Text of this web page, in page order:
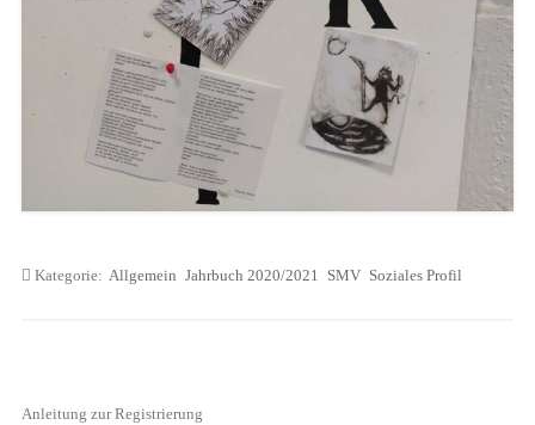
Kategorie: Allgemein Jahrbuch 2020/2021 SMV Soziales Profil
Anleitung zur Registrierung